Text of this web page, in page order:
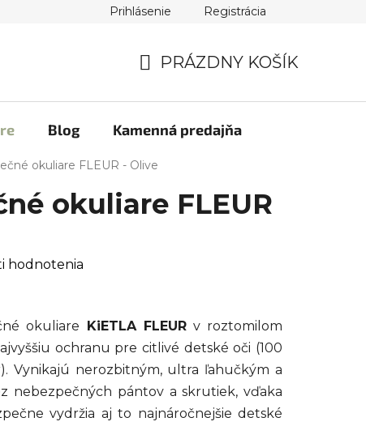
Prihlásenie Registrácia
KOŠÍK
PRÁZDNY KOŠÍK
Blog Kamenná predajňa
okuliare FLEUR - Olive
okuliare FLEUR
hodnotenia
okuliare KiETLA FLEURv roztomilom
ochranu pre citlivé detské oči (100
Vynikajú nerozbitným, ultra ľahučkým a
nebezpečných pántov a skrutiek, vďaka
vydržia aj to najnáročnejšie detské